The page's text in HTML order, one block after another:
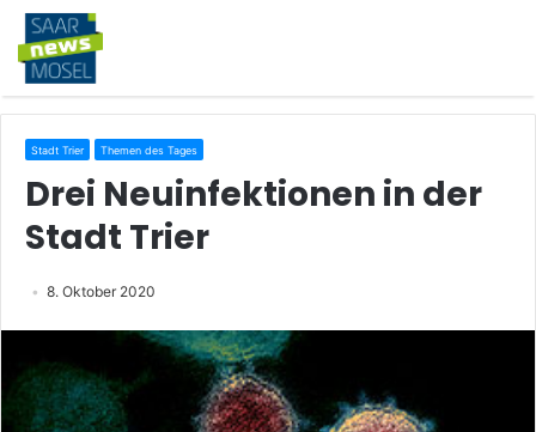
Stadt Trier Themen des Tages
Drei Neuinfektionen in der
Stadt Trier
8. Oktober 2020